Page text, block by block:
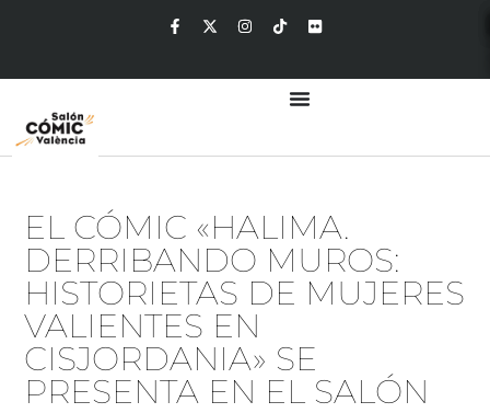
EL CÓMIC «HALIMA.
DERRIBANDO MUROS:
HISTORIETAS DE MUJERES
VALIENTES EN
CISJORDANIA» SE
PRESENTA EN EL SALÓN